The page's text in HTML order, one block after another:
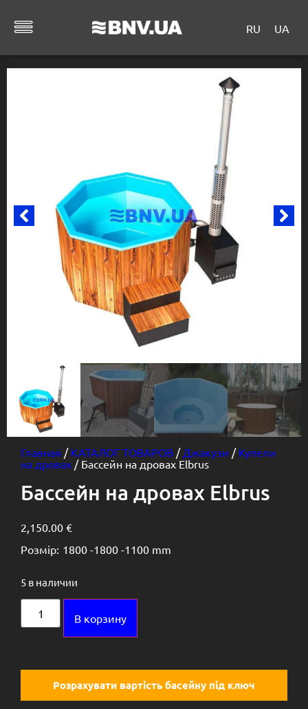
RU UA
Главная / КАТАЛОГ ТОВАРОВ / Джакузи / Купели
на дровах / Бассейн на дровах Elbrus
Бассейн на дровах Elbrus
2,150.00 €
Розмір: 1800 -1800 -1100 mm
5 в наличии
В корзину
Розрахувати вартість басейну під ключ